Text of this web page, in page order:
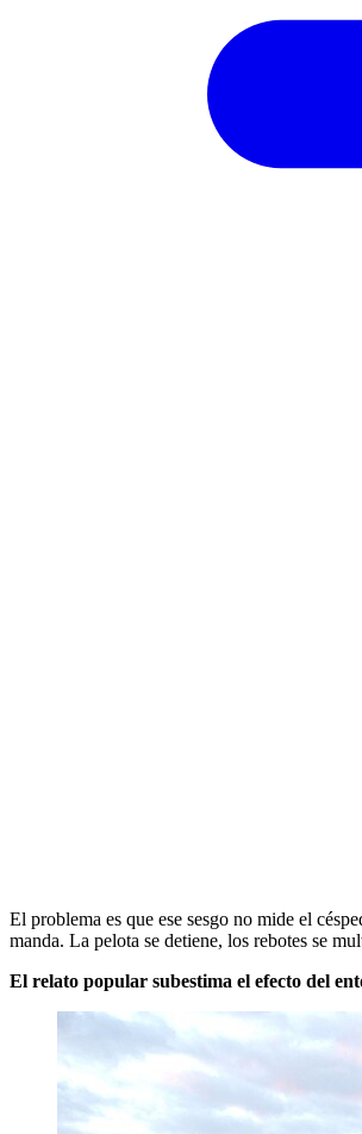
El problema es que ese sesgo no mide el
manda. La pelota se detiene, los rebotes se
El relato popular subestima el efecto del